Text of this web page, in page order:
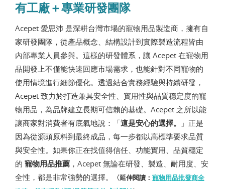
有工廠＋專業研發團隊
Acepet 愛思沛 是深耕台灣市場的寵物用品製造商，擁有自
家研發團隊，從產品概念、結構設計到實際製造流程皆由
內部專業人員參與。這樣的研發體系，讓 Acepet 在寵物用
品開發上不僅能快速回應市場需求，也能針對不同寵物的
使用情境進行細節優化。透過結合實務經驗與持續研發，
Acepet 致力於打造兼具安全性、實用性與品質穩定度的寵
物用品，為品牌建立長期可信賴的基礎。Acepet 之所以能
讓商家對消費者有底氣地說：「這是安心的選擇。
」正是
因為從源頭原料到最終成品，每一步都以高標準要求品質
與安全性。如果你正在找值得信任、功能實用、品質穩定
的 寵物用品推薦 ，Acepet 無論在研發、製造、耐用度、安
全性，都是非常強勢的選擇。
〈延伸閱讀： 寵物用品批發商全